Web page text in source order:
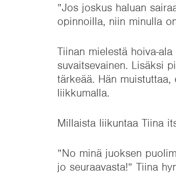
”Jos joskus haluan
opinnoilla, niin minulla
Tiinan mielestä hoiva-
suvaitsevainen. Lisäksi
tärkeää. Hän
liikkumalla.
Millaista liikuntaa Tiina
”No minä juoksen
jo seuraavasta!” Tiina